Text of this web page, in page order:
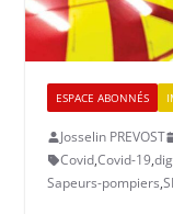
ESPACE ABONNÉS
Josselin PREVOST
Covid,Covid-19,
Sapeurs-pompiers,